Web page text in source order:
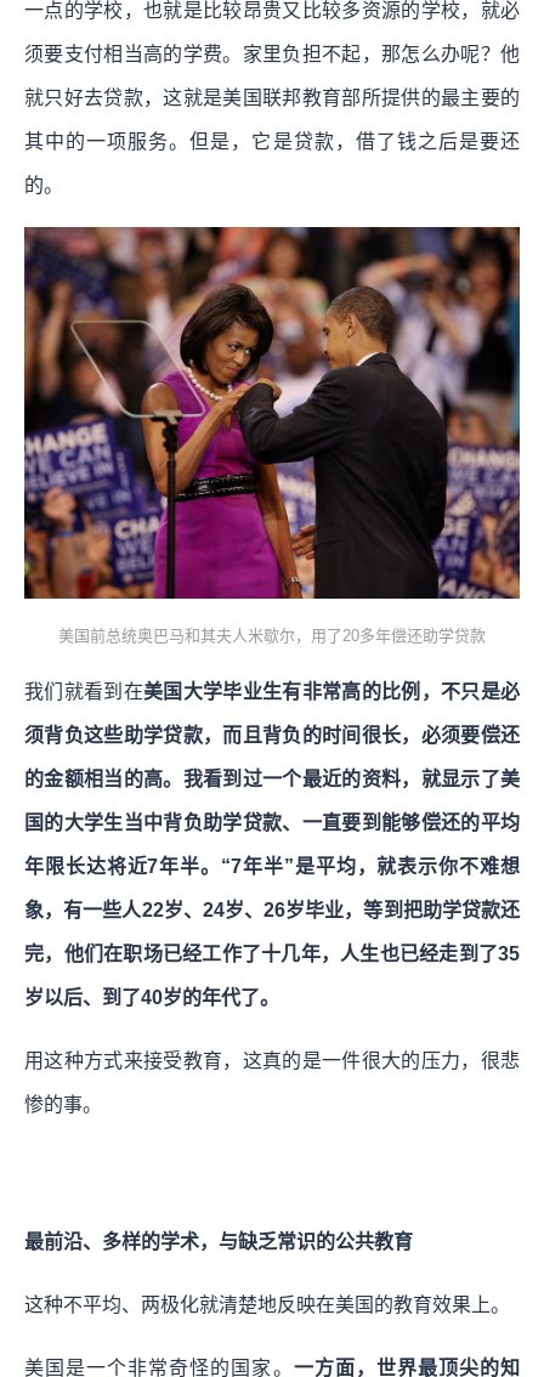
一点的学校，也就是比较昂贵又比较多资源的学校，就必
须要支付相当高的学费。家里负担不起，那怎么办呢？他
就只好去贷款，这就是美国联邦教育部所提供的最主要的
其中的一项服务。但是，它是贷款，借了钱之后是要还
的。
美国前总统奥巴马和其夫人米歇尔，用了20多年偿还助学贷款
我们就看到在美国大学毕业生有非常高的比例，不只是必
须背负这些助学贷款，而且背负的时间很长，必须要偿还
的金额相当的高。我看到过一个最近的资料，就显示了美
国的大学生当中背负助学贷款、一直要到能够偿还的平均
年限长达将近7年半。“7年半”是平均，就表示你不难想
象，有一些人22岁、24岁、26岁毕业，等到把助学贷款还
完，他们在职场已经工作了十几年，人生也已经走到了35
岁以后、到了40岁的年代了。
用这种方式来接受教育，这真的是一件很大的压力，很悲
惨的事。
最前沿、多样的学术，与缺乏常识的公共教育
这种不平均、两极化就清楚地反映在美国的教育效果上。
美国是一个非常奇怪的国家。 一方面，世界最顶尖的知